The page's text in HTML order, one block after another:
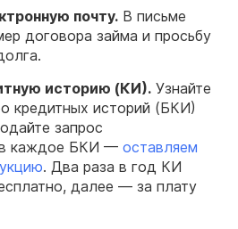
почту. В письме
договора займа и просьбу
историю (КИ). Узнайте
кредитных историй (БКИ)
запрос
каждое БКИ — оставляем
. Два раза в год КИ
далее — за плату